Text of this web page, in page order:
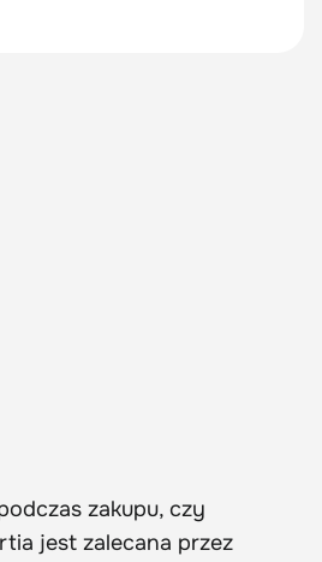
zakupu, czy
jest zalecana przez